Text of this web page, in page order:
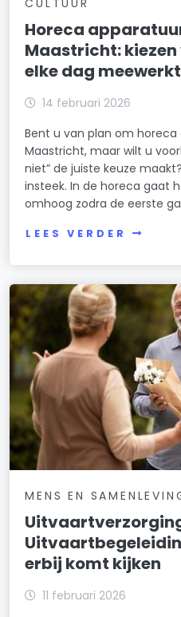
Horeca
Maastricht:
elke dag meewerkt
14 februari 2026
Bent u van plan om
Maastricht, maar wilt u
niet” de juiste keuze
insteek. In de horeca gaat
omhoog zodra de eerste
LEES VERDER
MENS EN
erbij komt kijken
11 februari 2026